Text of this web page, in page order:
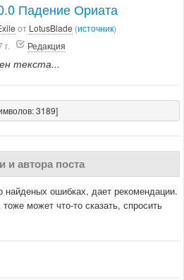
Падение Ориата
от LotusBlade (источник)
г. Редакция
текста...
3189]
и автора поста
ошибках, дает рекомендации.
может что-то сказать, спросить